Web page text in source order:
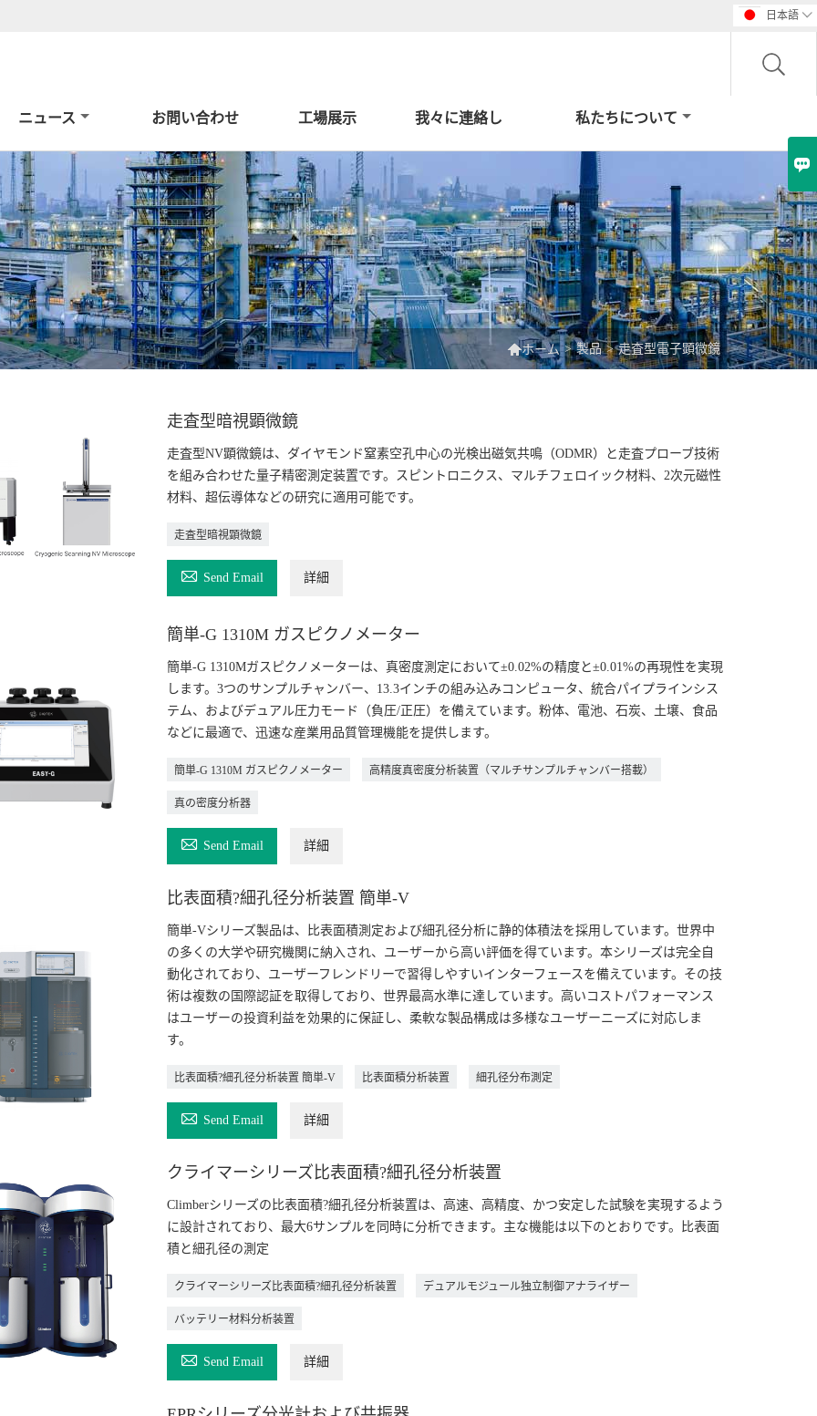
日本語 
ニュース お問い合わせ 工場展示 我々に連絡し 私たちについて
ホーム > 製品 > 走査型電子顕微鏡
走査型暗視顕微鏡
走査型NV顕微鏡は、ダイヤモンド窒素空孔中心の光検出磁気共鳴（ODMR）と走査プローブ技術
を組み合わせた量子精密測定装置です。スピントロニクス、マルチフェロイック材料、2次元磁性
材料、超伝導体などの研究に適用可能です。
走査型暗視顕微鏡
 Send Email 詳細
簡単-G 1310M ガスピクノメーター
簡単-G 1310Mガスピクノメーターは、真密度測定において±0.02%の精度と±0.01%の再現性を実現
します。3つのサンプルチャンバー、13.3インチの組み込みコンピュータ、統合パイプラインシス
テム、およびデュアル圧力モード（負圧/正圧）を備えています。粉体、電池、石炭、土壌、食品
などに最適で、迅速な産業用品質管理機能を提供します。
簡単-G 1310M ガスピクノメーター 高精度真密度分析装置（マルチサンプルチャンバー搭載）
真の密度分析器
 Send Email 詳細
比表面積?細孔径分析装置 簡単-V
簡単-Vシリーズ製品は、比表面積測定および細孔径分析に静的体積法を採用しています。世界中
の多くの大学や研究機関に納入され、ユーザーから高い評価を得ています。本シリーズは完全自
動化されており、ユーザーフレンドリーで習得しやすいインターフェースを備えています。その技
術は複数の国際認証を取得しており、世界最高水準に達しています。高いコストパフォーマンス
はユーザーの投資利益を効果的に保証し、柔軟な製品構成は多様なユーザーニーズに対応しま
す。
比表面積?細孔径分析装置 簡単-V 比表面積分析装置 細孔径分布測定
 Send Email 詳細
クライマーシリーズ比表面積?細孔径分析装置
Climberシリーズの比表面積?細孔径分析装置は、高速、高精度、かつ安定した試験を実現するよう
に設計されており、最大6サンプルを同時に分析できます。主な機能は以下のとおりです。比表面
積と細孔径の測定
クライマーシリーズ比表面積?細孔径分析装置 デュアルモジュール独立制御アナライザー
バッテリー材料分析装置
 Send Email 詳細
